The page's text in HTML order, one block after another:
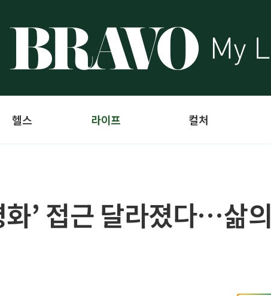
헬스 라이프 컬처
’ 접근 달라졌다…삶